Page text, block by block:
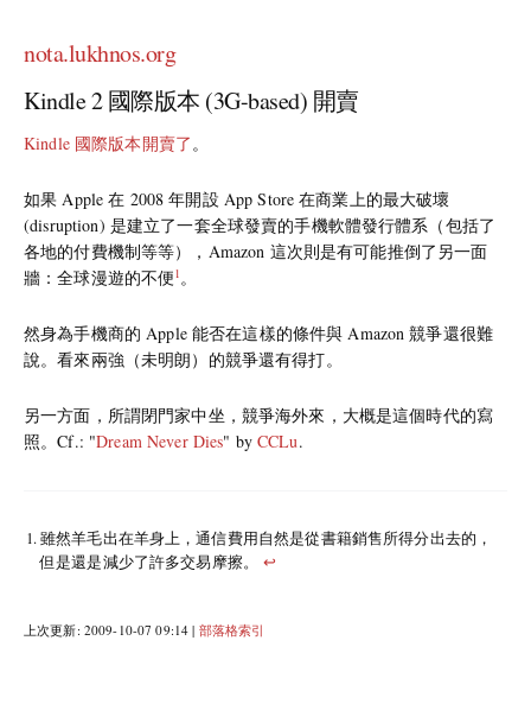
nota.lukhnos.org
Kindle 2 國際版本 (3G-based) 開賣
Kindle 國際版本開賣了。
如果 Apple 在 2008 年開設 App Store 在商業上的最大破壞
(disruption) 是建立了一套全球發賣的手機軟體發行體系（包括了
各地的付費機制等等），Amazon 這次則是有可能推倒了另一面
牆：全球漫遊的不便1。
然身為手機商的 Apple 能否在這樣的條件與 Amazon 競爭還很難
說。看來兩強（未明朗）的競爭還有得打。
另一方面，所謂閉門家中坐，競爭海外來，大概是這個時代的寫
照。Cf.: "Dream Never Dies" byCCLu.
雖然羊毛出在羊身上，通信費用自然是從書籍銷售所得分出去的，
但是還是減少了許多交易摩擦。↩
上次更新: 2009-10-07 09:14 | 部落格索引